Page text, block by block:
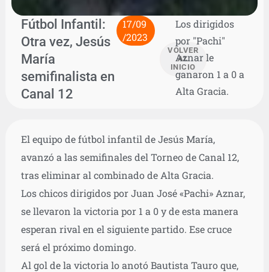
Fútbol Infantil:
Otra vez, Jesús
María
semifinalista en
Canal 12
17/09
/2023
VOLVER
AL
INICIO
Los dirigidos
por "Pachi"
Aznar le
ganaron 1 a 0 a
Alta Gracia.
El equipo de fútbol infantil de Jesús María,
avanzó a las semifinales del Torneo de Canal 12,
tras eliminar al combinado de Alta Gracia.
Los chicos dirigidos por Juan José «Pachi» Aznar,
se llevaron la victoria por 1 a 0 y de esta manera
esperan rival en el siguiente partido. Ese cruce
será el próximo domingo.
Al gol de la victoria lo anotó Bautista Tauro que,